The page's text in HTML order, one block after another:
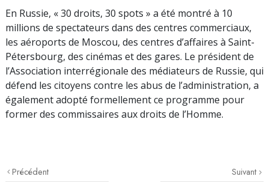
En Russie, « 30 droits, 30 spots » a été montré à 10
millions de spectateurs dans des centres commerciaux,
les aéroports de Moscou, des centres d’affaires à Saint-
Pétersbourg, des cinémas et des gares. Le président de
l’Association interrégionale des médiateurs de Russie, qui
défend les citoyens contre les abus de l’administration, a
également adopté formellement ce programme pour
former des commissaires aux droits de l’Homme.
Précédent Suivant